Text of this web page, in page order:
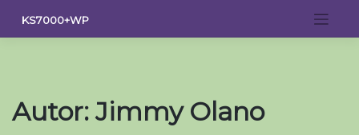
contenido
KS7000+WP
Autor: Jimmy Olano